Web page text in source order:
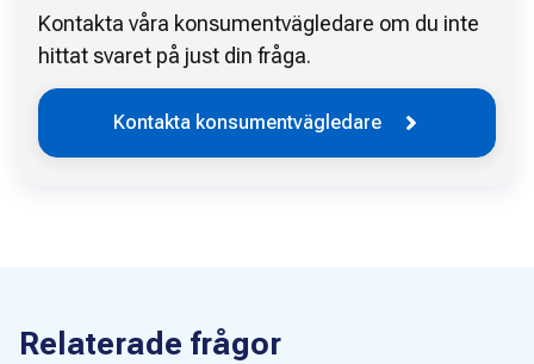
Kontakta våra konsumentvägledare om du inte
hittat svaret på just din fråga.
Kontakta konsumentvägledare
Relaterade frågor